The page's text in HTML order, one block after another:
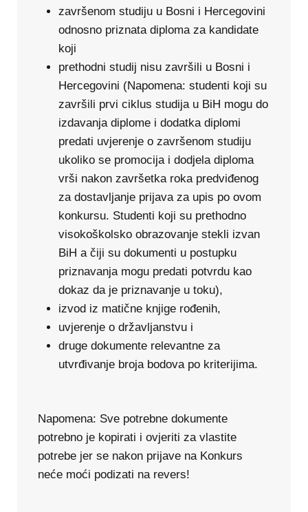
završenom studiju u Bosni i Hercegovini
odnosno priznata diploma za kandidate
koji
prethodni studij nisu završili u Bosni i
Hercegovini (Napomena: studenti koji su
završili prvi ciklus studija u BiH mogu do
izdavanja diplome i dodatka diplomi
predati uvjerenje o završenom studiju
ukoliko se promocija i dodjela diploma
vrši nakon završetka roka predviđenog
za dostavljanje prijava za upis po ovom
konkursu. Studenti koji su prethodno
visokoškolsko obrazovanje stekli izvan
BiH a čiji su dokumenti u postupku
priznavanja mogu predati potvrdu kao
dokaz da je priznavanje u toku),
izvod iz matične knjige rođenih,
uvjerenje o državljanstvu i
druge dokumente relevantne za
utvrđivanje broja bodova po kriterijima.
Napomena: Sve potrebne dokumente
potrebno je kopirati i ovjeriti za vlastite
potrebe jer se nakon prijave na Konkurs
neće moći podizati na revers!